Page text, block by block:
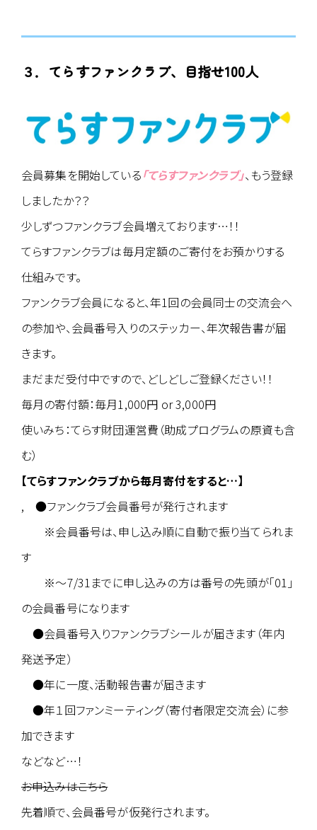
３． てらすファンクラブ、目指せ100人
会員募集を開始している「てらすファンクラブ」、もう登録
しましたか？？
少しずつファンクラブ会員増えております…！！
てらすファンクラブは毎月定額のご寄付をお預かりする
仕組みです。
ファンクラブ会員になると、年1回の会員同士の交流会へ
の参加や、会員番号入りのステッカー、年次報告書が届
きます。
まだまだ受付中ですので、どしどしご登録ください！！
毎月の寄付額：毎月1,000円 or 3,000円
使いみち：てらす財団運営費（助成プログラムの原資も含
む）
【てらすファンクラブから毎月寄付をすると…】
, ●ファンクラブ会員番号が発行されます
※会員番号は、申し込み順に自動で振り当てられま
す
※〜7/31までに申し込みの方は番号の先頭が「01」
の会員番号になります
●会員番号入りファンクラブシールが届きます（年内
発送予定）
●年に一度、活動報告書が届きます
●年１回ファンミーティング（寄付者限定交流会）に参
加できます
などなど…！
お申込みはこちら
先着順で、会員番号が仮発行されます。